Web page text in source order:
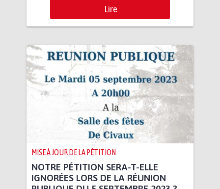
Lire
MISE À JOUR DE LA PÉTITION
NOTRE PÉTITION SERA-T-ELLE
IGNORÉES LORS DE LA RÉUNION